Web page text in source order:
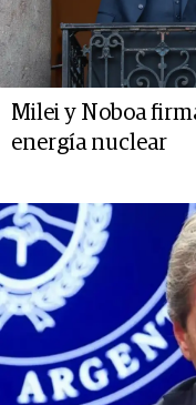
Milei y Noboa
energía nuclear